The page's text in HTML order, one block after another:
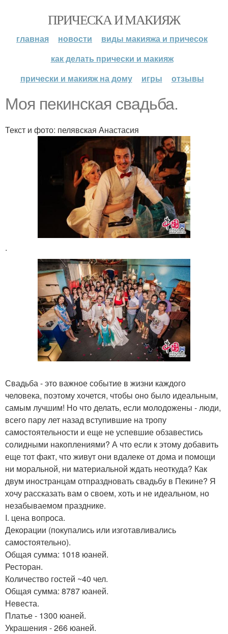
ПРИЧЕСКА И МАКИЯЖ
главная новости
виды макияжа и причесок
как делать прически и макияж
прически и макияж на дому
игры отзывы
Моя пекинская свадьба.
Текст и фото: пелявская Анастасия
.
Свадьба - это важное событие в жизни каждого
человека, поэтому хочется, чтобы оно было идеальным,
самым лучшим! Но что делать, если молодожены - люди,
всего пару лет назад вступившие на тропу
самостоятельности и еще не успевшие обзавестись
солидными накоплениями? А что если к этому добавить
еще тот факт, что живут они вдалеке от дома и помощи
ни моральной, ни материальной ждать неоткуда? Как
двум иностранцам отпраздновать свадьбу в Пекине? Я
хочу рассказать вам о своем, хоть и не идеальном, но
незабываемом празднике.
I. цена вопроса.
Декорации (покупались или изготавливались
самостоятельно).
Общая сумма: 1018 юаней.
Ресторан.
Количество гостей ~40 чел.
Общая сумма: 8787 юаней.
Невеста.
Платье - 1300 юаней.
Украшения - 266 юаней.